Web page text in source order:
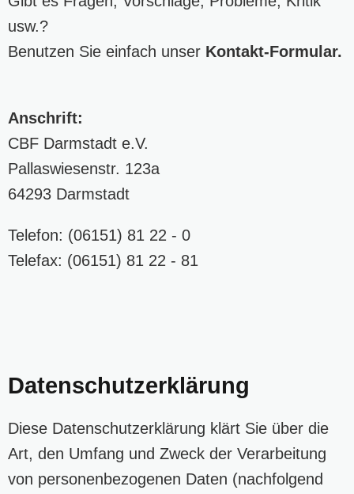
usw.?
Benutzen Sie einfach unser Kontakt-Formular.
Anschrift:
CBF Darmstadt e.V.
Pallaswiesenstr. 123a
64293 Darmstadt
Telefon: (06151) 81 22 - 0
Telefax: (06151) 81 22 - 81
Datenschutzerklärung
Diese Datenschutzerklärung klärt Sie über die
Art, den Umfang und Zweck der Verarbeitung
von personenbezogenen Daten (nachfolgend